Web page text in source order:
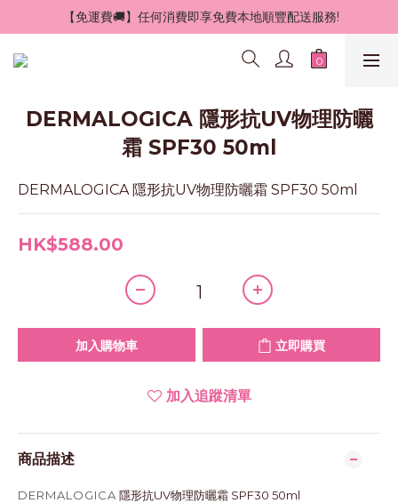
【免運費🚚】任何消費即享免費本地順豐配送服務!
DERMALOGICA 隱形抗UV物理防曬
霜 SPF30 50ml
DERMALOGICA 隱形抗UV物理防曬霜 SPF30 50ml
HK$588.00
加入購物車 立即購買
加入追蹤清單
商品描述
DERMALOGICA 隱形抗UV物理防曬霜 SPF30 50ml